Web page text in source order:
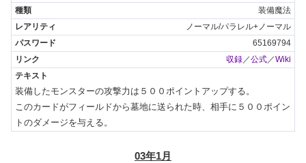
装備魔法
ノーマル/パラレル+ノーマル
65169794
収録／公式／Wiki
装備したモンスターの攻撃力は５００ポイントアップする。
このカードがフィールドから墓地に送られた時、相手に５００ポイン
トのダメージを与える。
03年1月